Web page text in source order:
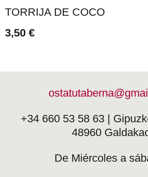
TORRIJA DE COCO
3,50 €
+34 660 53 58 63 |
48960
De Miércoles a